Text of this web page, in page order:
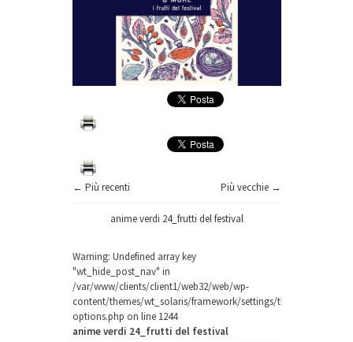
← Più recenti Più vecchie →
anime verdi 24_frutti del festival
Warning: Undefined array key
"wt_hide_post_nav" in
/var/www/clients/client1/web32/web/wp-
content/themes/wt_solaris/framework/settings/theme-
options.php on line 1244
anime verdi 24_frutti del festival